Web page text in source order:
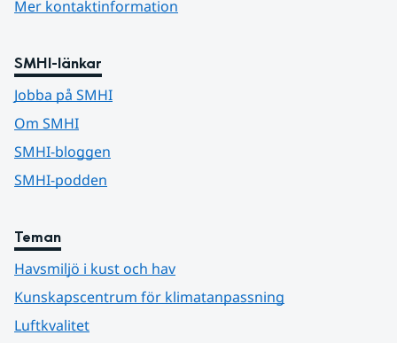
Mer kontaktinformation
SMHI-länkar
Jobba på SMHI
Om SMHI
SMHI-bloggen
SMHI-podden
Teman
Havsmiljö i kust och hav
Kunskapscentrum för klimatanpassning
Luftkvalitet